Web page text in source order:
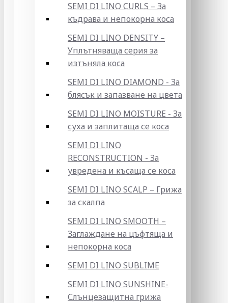
SEMI DI LINO CURLS – За
къдрава и непокорна коса
SEMI DI LINO DENSITY –
Уплътняваща серия за
изтъняла коса
SEMI DI LINO DIAMOND - За
блясък и запазване на цвета
SEMI DI LINO MOISTURE - За
суха и заплитаща се коса
SEMI DI LINO
RECONSTRUCTION - За
увредена и късаща се коса
SEMI DI LINO SCALP – Грижа
за скалпа
SEMI DI LINO SMOOTH –
Заглаждане на цъфтяща и
непокорна коса
SEMI DI LINO SUBLIME
SEMI DI LINO SUNSHINE-
Слънцезащитна грижа